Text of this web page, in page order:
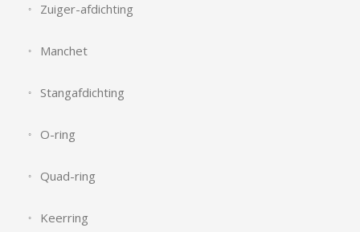
Zuiger-afdichting
Manchet
Stangafdichting
O-ring
Quad-ring
Keerring